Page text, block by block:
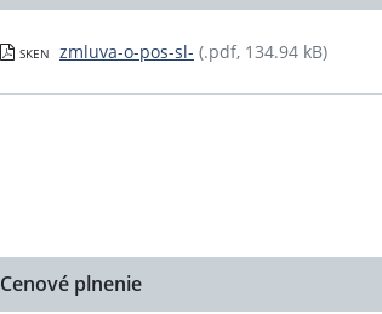
SKEN zmluva-o-pos-sl- (.pdf, 134.94 kB)
Cenové plnenie